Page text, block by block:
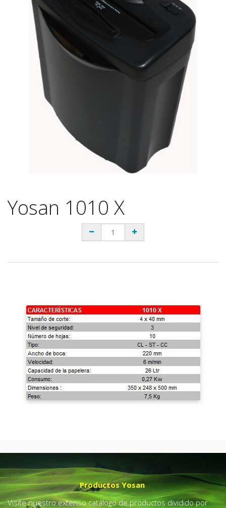
Yosan 1010 X
Productos Yosan
Visite nuestro extenso catálogo de productos dividido por